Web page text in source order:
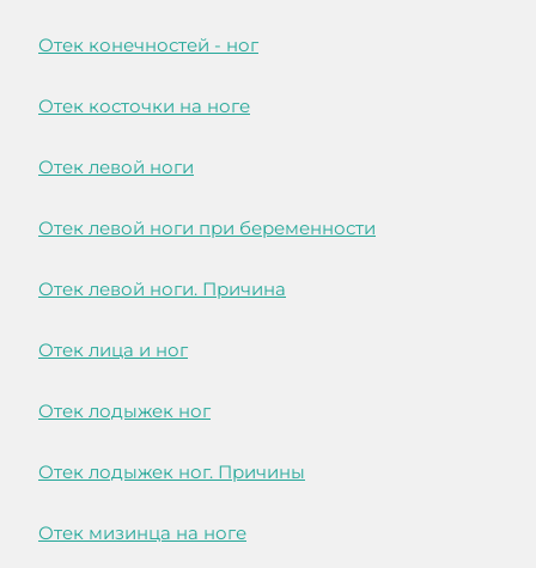
Отек конечностей - ног
Отек косточки на ноге
Отек левой ноги
Отек левой ноги при беременности
Отек левой ноги. Причина
Отек лица и ног
Отек лодыжек ног
Отек лодыжек ног. Причины
Отек мизинца на ноге